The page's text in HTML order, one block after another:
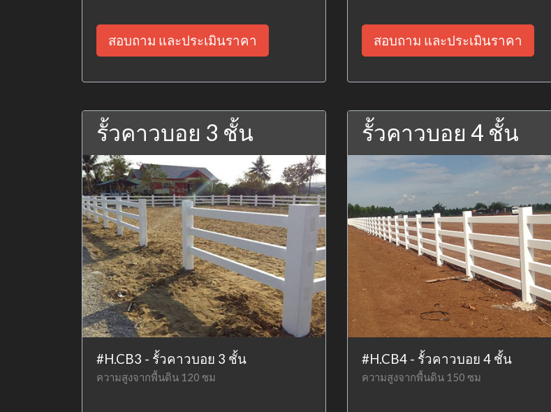
สอบถาม และประเมินราคา สอบถาม และประเมินราคา
รั้วคาวบอย 3 ชั้น
#H.CB3 - รั้วคาวบอย 3 ชั้น
ความสูงจากพื้นดิน 120 ซม
รั้วคาวบอย 4 ชั้น
#H.CB4 - รั้วคาวบอย 4 ชั้น
ความสูงจากพื้นดิน 150 ซม